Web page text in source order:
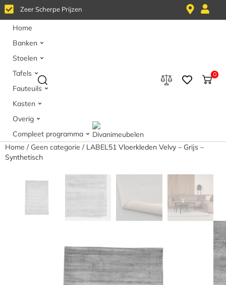
ZeerScherpe Prijzen
Home
Banken
Stoelen
Tafels
Fauteuils
Kasten
Overig
Compleet programma
0
Home / Geen categorie / LABEL51 Vloerkleden Velvy – Grijs –
Synthetisch